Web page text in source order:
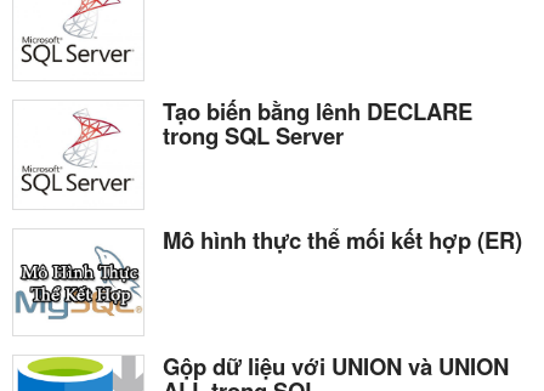
Tạo biến bằng lênh DECLARE
trong SQL Server
Mô hình thực thể mối kết hợp (ER)
Gộp dữ liệu với UNION và UNION